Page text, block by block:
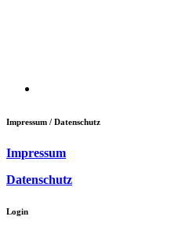
Impressum / Datenschutz
Impressum
Datenschutz
Login